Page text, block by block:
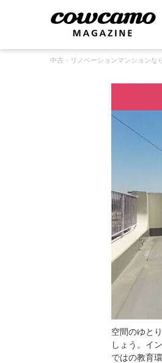
中古・リノベーションマンションな
空間のゆと
しょう。イ
ではの教育